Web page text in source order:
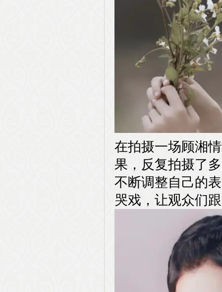
在拍摄一场顾湘
果，反复拍摄了
不断调整自己的
哭戏，让观众们